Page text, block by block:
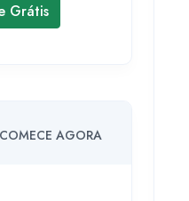
Grátis
COMECE AGORA